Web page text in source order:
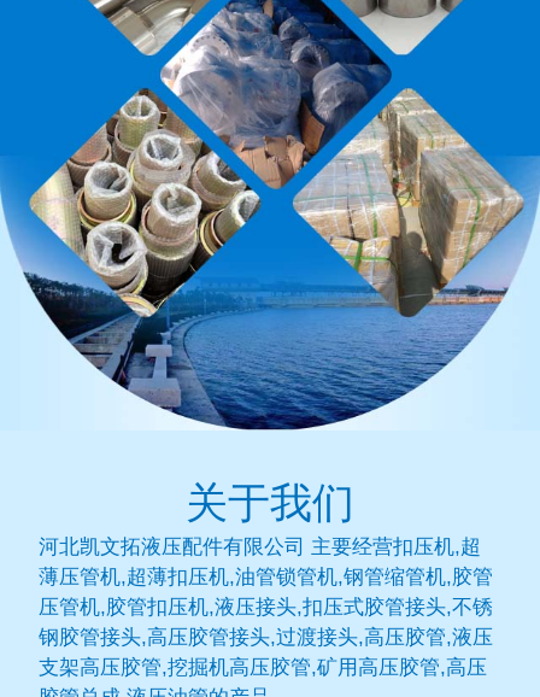
关于我们
河北凯文拓液压配件有限公司 主要经营扣压机,超
薄压管机,超薄扣压机,油管锁管机,钢管缩管机,胶管
压管机,胶管扣压机,液压接头,扣压式胶管接头,不锈
钢胶管接头,高压胶管接头,过渡接头,高压胶管,液压
支架高压胶管,挖掘机高压胶管,矿用高压胶管,高压